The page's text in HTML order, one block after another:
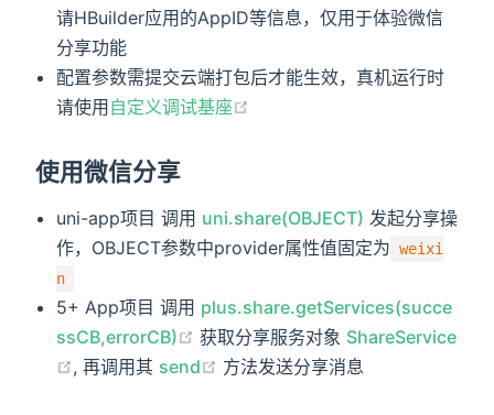
请HBuilder应用的AppID等信息，仅用于体验微信
分享功能
配置参数需提交云端打包后才能生效，真机运行时
请使用自定义调试基座
使用微信分享
uni-app项目 调用 uni.share(OBJECT) 发起分享操
作，OBJECT参数中provider属性值固定为 weixi
n
5+ App项目 调用 plus.share.getServices(succe
ssCB,errorCB)
获取分享服务对象 ShareService
, 再调用其 send 方法发送分享消息